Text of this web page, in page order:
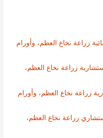
زراعة نخاع العظم، وأورام
زراعة نخاع العظم،
زراعة نخاع العظم، وأورام
زراعة نخاع العظم،